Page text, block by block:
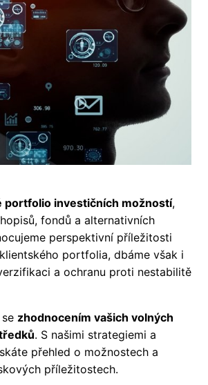
portfolio investičních možností,
fondů a alternativních
perspektivní příležitosti
portfolia, dbáme však i
a ochranu proti nestabilitě
zhodnocením vašich volných
. S našimi strategiemi a
přehled o možnostech a
příležitostech.